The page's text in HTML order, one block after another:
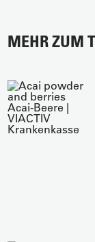
MEHR ZUM